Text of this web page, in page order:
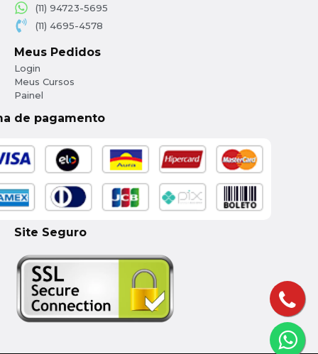
(11) 94723-5695
(11) 4695-4578
Meus Pedidos
Login
Meus Cursos
Painel
de pagamento
Site Seguro